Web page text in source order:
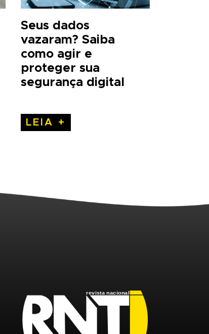
Seus dados
vazaram? Saiba
como agir e
proteger sua
segurança digital
LEIA +